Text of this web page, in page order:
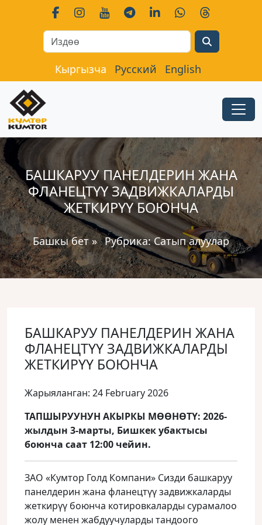
Кыргызча Русский English
БАШКАРУУ ПАНЕЛДЕРИН ЖАНА
ФЛАНЕЦТҮҮ ЗАДВИЖКАЛАРДЫ
ЖЕТКИРҮҮ БОЮНЧА
Башкы бет» Рубрика:Сатып алуулар
БАШКАРУУ ПАНЕЛДЕРИН ЖАНА
ФЛАНЕЦТҮҮ ЗАДВИЖКАЛАРДЫ
ЖЕТКИРҮҮ БОЮНЧА
Жарыяланган: 24 February 2026
ТАПШЫРУУНУН АКЫРКЫ МӨӨНӨТҮ: 2026-
жылдын 3-марты, Бишкек убактысы
боюнча саат 12:00 чейин.
ЗАО «Кумтор Голд Компани» Сизди башкаруу
панелдерин жана фланецтүү задвижкаларды
жеткирүү боюнча котировкаларды сурамалоо
жолу менен жабдуучуларды тандоого